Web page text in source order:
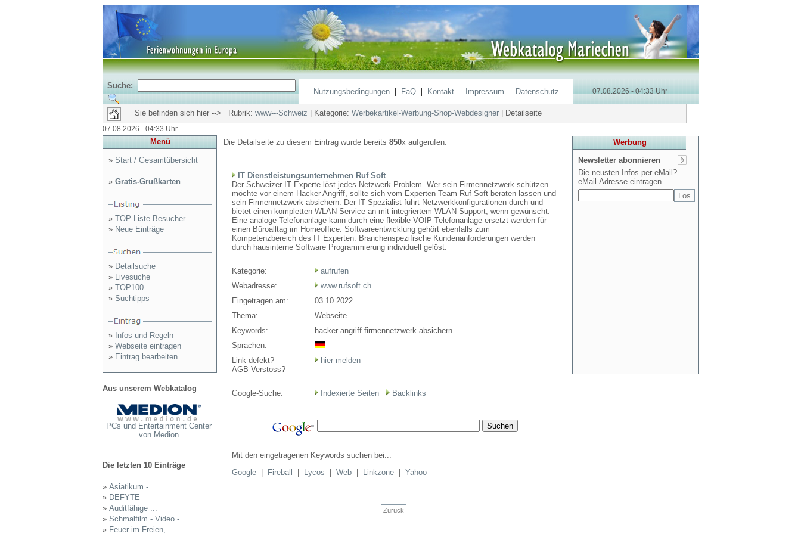
Suche:
Nutzungsbedingungen| FaQ| Kontakt| Impressum | Datenschutz 07.08.2026 - 04:33 Uhr
Sie befinden sich hier --> Rubrik: www---Schweiz | Kategorie: Werbekartikel-Werbung-Shop-Webdesigner| Detailseite
07.08.2026 - 04:33 Uhr
Menü
» Start / Gesamtübersicht
» Gratis-Grußkarten
» TOP-Liste Besucher
» Neue Einträge
» Detailsuche
» Livesuche
» TOP100
» Suchtipps
»
Infos und Regeln
» Webseite eintragen
» Eintrag bearbeiten
Aus unserem Webkatalog
PCs und Entertainment Center
von Medion
Die letzten 10 Einträge
» Asiatikum - ...
» DEFYTE
» Auditfähige ...
» Schmalfilm - Video - ...
» Feuer im Freien, ...
Die Detailseite zu diesem Eintrag wurde bereits 850x aufgerufen.
IT Dienstleistungsunternehmen Ruf Soft
Der Schweizer IT Experte löst jedes Netzwerk Problem. Wer sein Firmennetzwerk schützen
möchte vor einem Hacker Angriff, sollte sich vom Experten Team Ruf Soft beraten lassen und
sein Firmennetzwerk absichern. Der IT Spezialist führt Netzwerkkonfigurationen durch und
bietet einen kompletten WLAN Service an mit integriertem WLAN Support, wenn gewünscht.
Eine analoge Telefonanlage kann durch eine flexible VOIP Telefonanlage ersetzt werden für
einen Büroalltag im Homeoffice. Softwareentwicklung gehört ebenfalls zum
Kompetenzbereich des IT Experten. Branchenspezifische Kundenanforderungen werden
durch hausinterne Software Programmierung individuell gelöst.
Kategorie:
aufrufen
Webadresse:
www.rufsoft.ch
Eingetragen am:
03.10.2022
Thema:
Webseite
Keywords:
hacker angriff firmennetzwerk absichern
Sprachen:
Link defekt?
AGB-Verstoss?
hier melden
Google-Suche: Indexierte Seiten Backlinks
Mit den eingetragenen Keywords suchen bei...
Google| Fireball Lycos Web| Linkzone| Yahoo
Zurück
Werbung
Newsletter abonnieren
Die neusten Infos per eMail?
eMail-Adresse eintragen...